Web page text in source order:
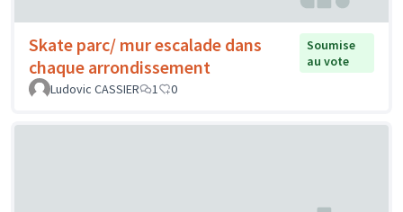
Skate parc/ mur escalade dans
chaque arrondissement
Soumise
au vote
Ludovic CASSIER
1 0